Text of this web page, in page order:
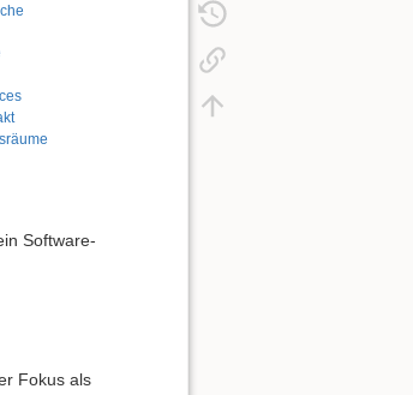
Software-
Fokus als